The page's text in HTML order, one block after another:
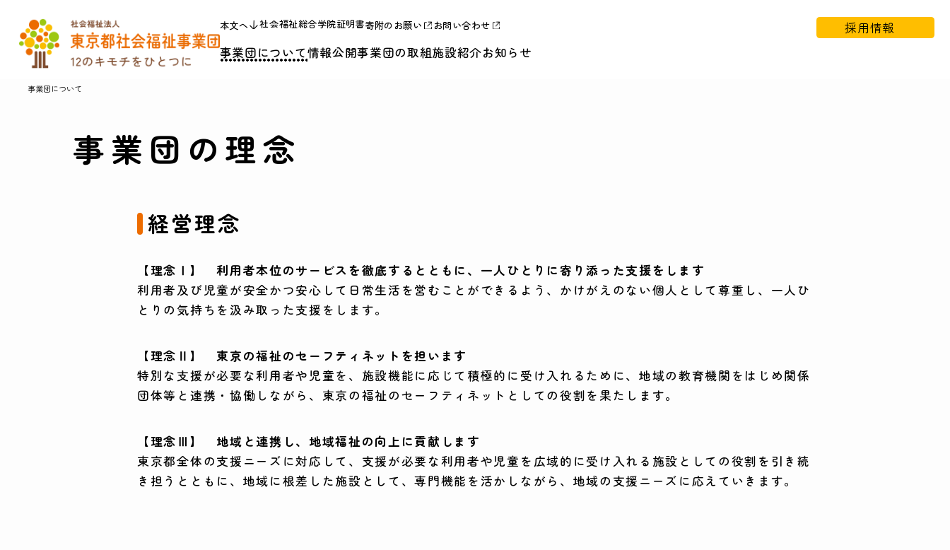
本文へ 社会福祉総合学院証明書寄附のお願い お問い合わせ
事業団について情報公開事業団の取組施設紹介お知らせ
採用情報
事業団について
事業団の理念
経営理念
【理念Ⅰ】 利用者本位のサービスを徹底するとともに、一人ひとりに寄り添った支援をします
利用者及び児童が安全かつ安心して日常生活を営むことができるよう、かけがえのない個人として尊重し、一人ひ
とりの気持ちを汲み取った支援をします。
【理念Ⅱ】 東京の福祉のセーフティネットを担います
特別な支援が必要な利用者や児童を、施設機能に応じて積極的に受け入れるために、地域の教育機関をはじめ関係
団体等と連携・協働しながら、東京の福祉のセーフティネットとしての役割を果たします。
【理念Ⅲ】 地域と連携し、地域福祉の向上に貢献します
東京都全体の支援ニーズに対応して、支援が必要な利用者や児童を広域的に受け入れる施設としての役割を引き続
き担うとともに、地域に根差した施設として、専門機能を活かしながら、地域の支援ニーズに応えていきます。